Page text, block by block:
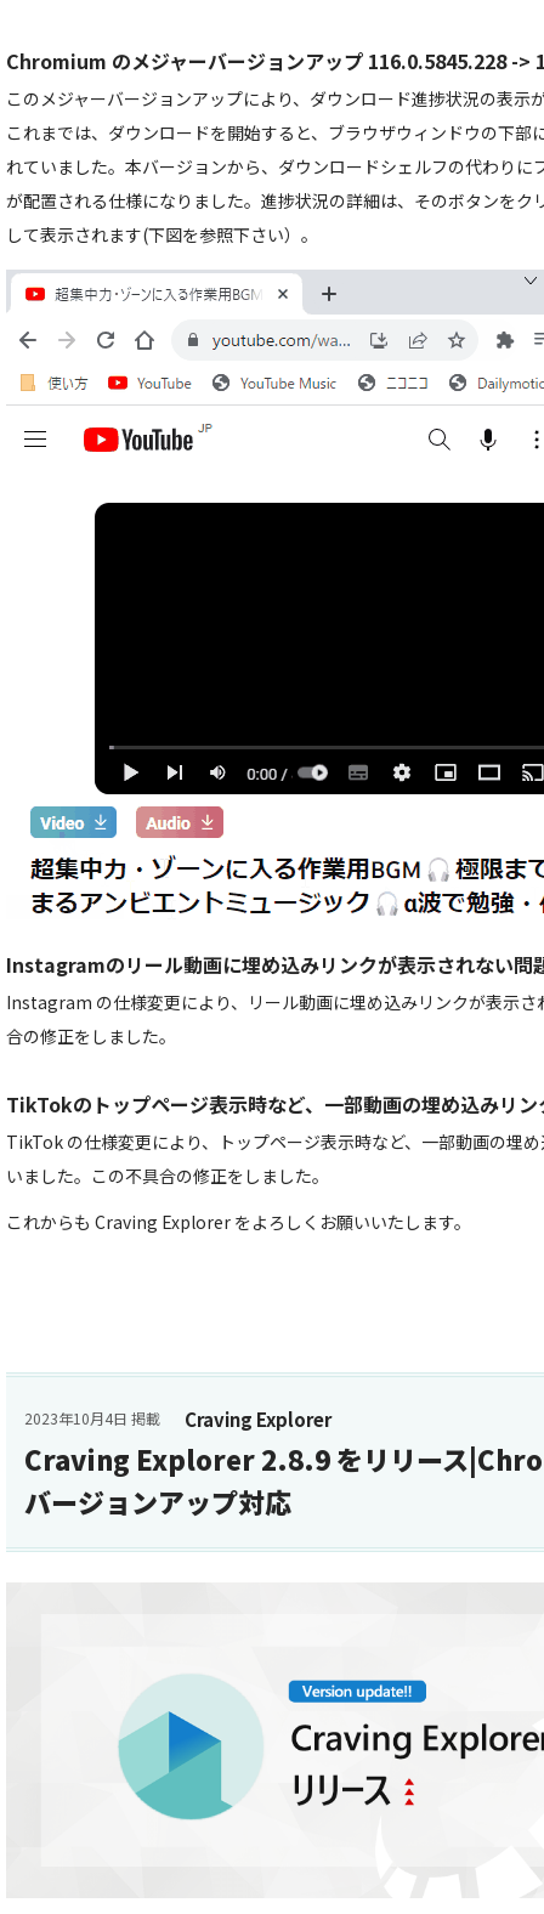
Chromium のメジャーバージョンアップ 116.0.5845.228 ->
このメジャーバージョンアップにより、ダウンロード進捗状況の表示
これまでは、ダウンロードを開始すると、ブラウザウィンドウの下部
れていました。本バージョンから、ダウンロードシェルフの代わりに
が配置される仕様になりました。進捗状況の詳細は、そのボタンをク
して表示されます(下図を参照下さい）。
Instagramのリール動画に埋め込みリンクが表示されない問
Instagram の仕様変更により、リール動画に埋め込みリンクが表示さ
合の修正をしました。
TikTokのトップページ表示時など、一部動画の埋め込みリ
TikTok の仕様変更により、トップページ表示時など、一部動画の埋
いました。この不具合の修正をしました。
これからも Craving Explorer をよろしくお願いいたします。
Craving Explorer
2023年10月4日 掲載
Craving Explorer 2.8.9 をリリース
バージョンアップ対応